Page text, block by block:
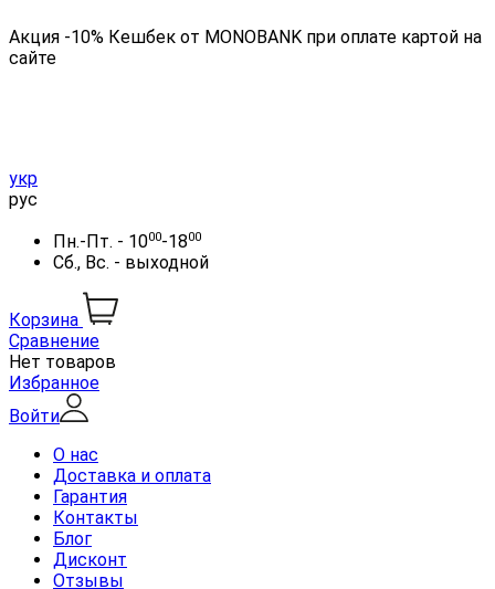
Акция -10% Кешбек от MONOBANK при оплате картой на
сайте
укр
рус
Пн.-Пт. - 1000-1800
Сб., Вс. - выходной
Корзина
Сравнение
Нет товаров
Избранное
Войти
О нас
Доставка и оплата
Гарантия
Контакты
Блог
Дисконт
Отзывы